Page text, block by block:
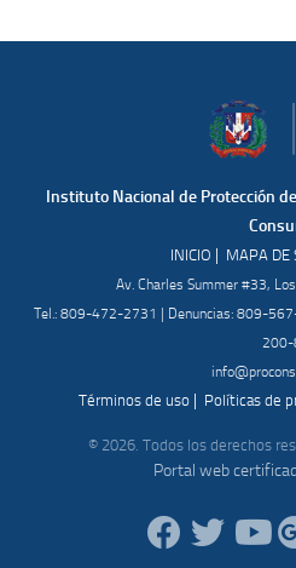
Instituto Nacional de Protección
INICIO | MAPA DE
Av. Charles Summer #33,
Tel.: 809-472-2731 | Denuncias: 809-
Términos de uso | Políticas de
© 2026. Todos los derechos
Portal web